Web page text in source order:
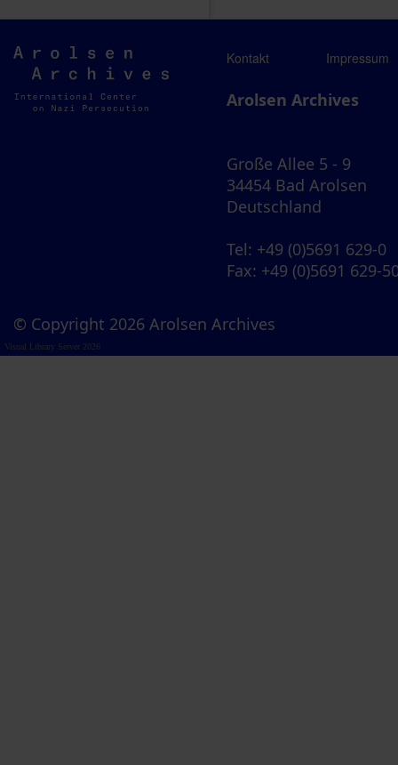
Arolsen
Archives
Kontakt Impressum
Arolsen Archives
Große Allee 5 - 9
34454 Bad Arolsen
Deutschland
Tel: +49 (0)5691 629-0
Fax: +49 (0)5691 629-
© Copyright 2026 Arolsen Archives
Visual Library Server 2026